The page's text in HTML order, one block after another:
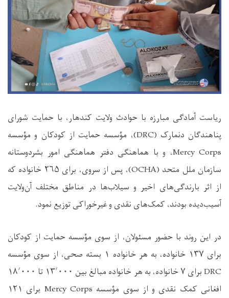
ریاست آمادگی مبارزه با حوادث ولایت کندهار، با حمایت شورای
پناهندگان دنمارک (DRC)، مؤسسه حمایت از کودکان و مؤسسه
Mercy Corps، و با هماهنگی دفتر هماهنگی امور بشردوستانه
سازمان ملل متحد (OCHA)، پس از سروی، برای ۲۶۵ خانواده که
از اثر بارندگی‌های اخیر و سیلاب‌ها در مناطق مختلف آن‌ولایت
آسیب‌دیده بودند، کمک‌های نقدی و غیرخوراکی توزیع نمود.
در این روند با حضور مسئولان، از سوی مؤسسه حمایت از کودکان
برای ۱۳۷ خانواده، به هر خانواده ۱ بسته صحی، از سوی مؤسسه
DRC برای ۷ خانواده، به هر خانواده مبالغ بین ۱۳٬۰۰۰ تا ۱۸٬۰۰۰
افغانی کمک نقدی و از سوی مؤسسه Mercy Corps برای ۱۲۱